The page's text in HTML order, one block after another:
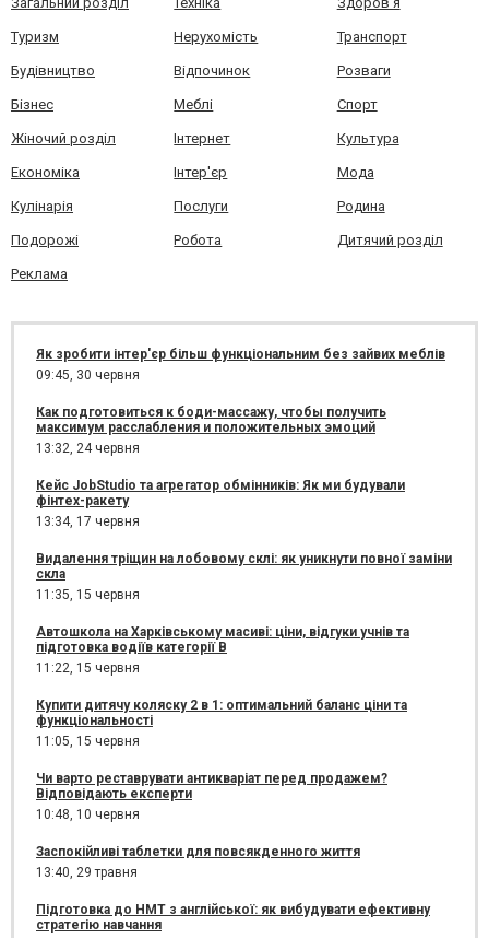
Туризм Нерухомість Транспорт
Будівництво Відпочинок Розваги
Бізнес Меблі Спорт
Жіночий розділ Інтернет Культура
Економіка Інтер'єр Мода
Кулінарія Послуги Родина
Подорожі Робота Дитячий розділ
Реклама
Як зробити інтер'єр більш функціональним без зайвих меблів
09:45, 30 червня
Как подготовиться к боди-массажу, чтобы получить
максимум расслабления и положительных эмоций
13:32, 24 червня
Кейс JobStudio та агрегатор обмінників: Як ми будували
фінтех-ракету
13:34, 17 червня
Видалення тріщин на лобовому склі: як уникнути повної заміни
скла
11:35, 15 червня
Автошкола на Харківському масиві: ціни, відгуки учнів та
підготовка водіїв категорії B
11:22, 15 червня
Купити дитячу коляску 2 в 1: оптимальний баланс ціни та
функціональності
11:05, 15 червня
Чи варто реставрувати антикваріат перед продажем?
Відповідають експерти
10:48, 10 червня
Заспокійливі таблетки для повсякденного життя
13:40, 29 травня
Підготовка до НМТ з англійської: як вибудувати ефективну
стратегію навчання